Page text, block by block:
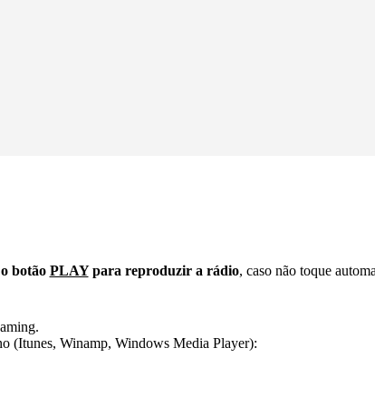
o botão PLAYpara reproduzir a rádio, caso não toque
(Itunes, Winamp, Windows Media Player):